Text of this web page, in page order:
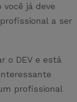
já deve
a ser
o DEV e está
profissional